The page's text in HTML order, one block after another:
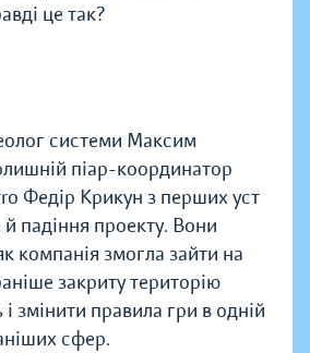
це так?
системи Максим
піар-координатор
Федір Крикун з перших уст
падіння проекту. Вони
компанія змогла зайти на
закриту територію
змінити правила гри в одній
сфер.